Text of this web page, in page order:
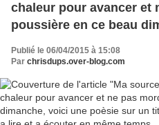
chaleur pour avancer et
poussière en ce beau
poèsie sur un titre de
"Finalmente" a lire et a
Publié le 06/04/2015 à 15:08
Par chrisdups.over-blog.com